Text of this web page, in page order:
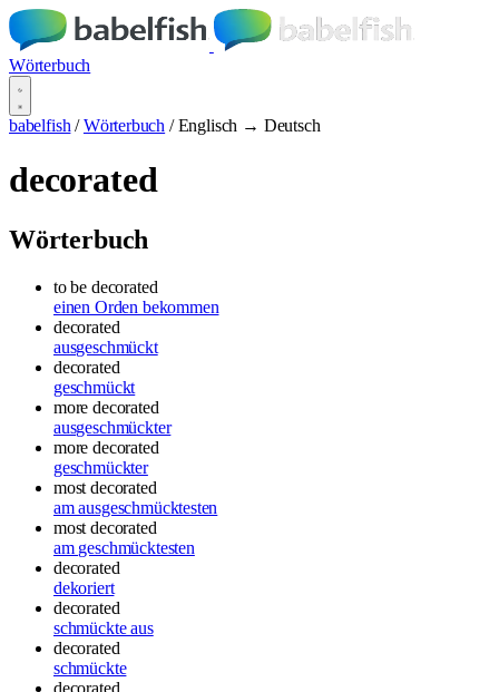
Wörterbuch
babelfish / Wörterbuch / Englisch → Deutsch
decorated
Wörterbuch
to be decorated
einen Orden bekommen
decorated
ausgeschmückt
decorated
geschmückt
more decorated
ausgeschmückter
more decorated
geschmückter
most decorated
am ausgeschmücktesten
most decorated
am geschmücktesten
decorated
dekoriert
decorated
schmückte aus
decorated
schmückte
decorated